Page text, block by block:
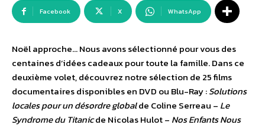
Facebook X WhatsApp
Noël approche… Nous avons sélectionné pour vous des
centaines d’idées cadeaux pour toute la famille. Dans ce
deuxième volet, découvrez notre sélection de 25 films
documentaires disponibles en DVD ou Blu-Ray :Solutions
locales pour un désordre globalde Coline Serreau – Le
Syndrome du Titanicde Nicolas Hulot – Nos Enfants Nous